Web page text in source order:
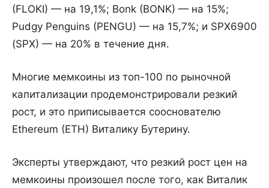
(FLOKI) — на 19,1%; Bonk (BONK) — на 15%;
Pudgy Penguins (PENGU) — на 15,7%; и SPX6900
(SPX) — на 20% в течение дня.
Многие мемкоины из топ-100 по рыночной
капитализации продемонстрировали резкий
рост, и это приписывается сооснователю
Ethereum (ETH) Виталику Бутерину.
Эксперты утверждают, что резкий рост цен на
мемкоины произошел после того, как Виталик